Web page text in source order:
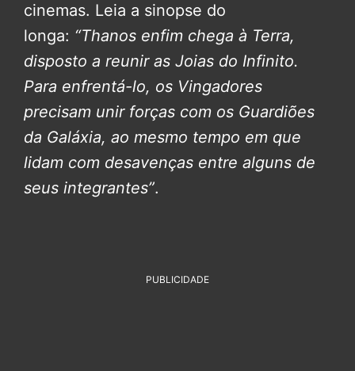
cinemas. Leia a sinopse do
longa: “Thanos enfim chega à Terra,
disposto a reunir as Joias do Infinito.
Para enfrentá-lo, os Vingadores
precisam unir forças com os Guardiões
da Galáxia, ao mesmo tempo em que
lidam com desavenças entre alguns de
seus integrantes”.
PUBLICIDADE